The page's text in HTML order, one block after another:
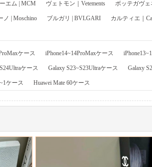
エム | MCM ヴェトモン｜Vetements ボッテガヴェ
ノ | Moschino ブルガリ | BVLGARI カルティエ｜
ケース iPhone14~14ProMaxケース
ケース Galaxy S23~S23Ultraケース Galaxy
ケース Huawei Mate 60ケース